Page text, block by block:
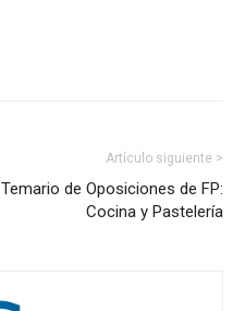
Artículo siguiente >
Temario de Oposiciones de FP:
Cocina y Pastelería